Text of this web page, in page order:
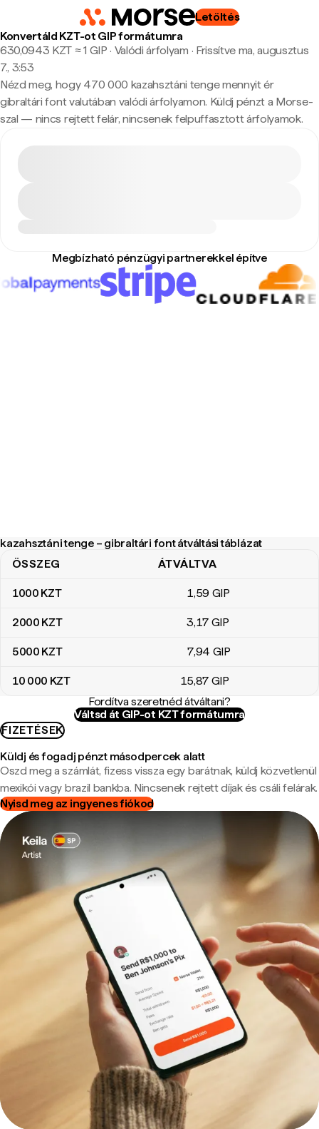
Letöltés
Konvertáld KZT-ot GIP formátumra
630,0943 KZT ≈ 1 GIP · Valódi árfolyam · Frissítve ma, augusztus
7., 3:53
Nézd meg, hogy 470 000 kazahsztáni tenge mennyit ér
gibraltári font valutában valódi árfolyamon. Küldj pénzt a Morse-
szal — nincs rejtett felár, nincsenek felpuffasztott árfolyamok.
Megbízható pénzügyi partnerekkel építve
kazahsztáni tenge – gibraltári font átváltási táblázat
kazahsztáni tenge – gibraltári font átváltási táblázat
ÖSSZEG ÁTVÁLTVA
1000 KZT 1,59 GIP
2000 KZT 3,17 GIP
5000 KZT 7,94 GIP
10 000 KZT 15,87 GIP
Fordítva szeretnéd átváltani?
Váltsd át GIP-ot KZT formátumra
FIZETÉSEK
Küldj és fogadj pénzt másodpercek alatt
Oszd meg a számlát, fizess vissza egy barátnak, küldj közvetlenül
mexikói vagy brazil bankba. Nincsenek rejtett díjak és csáli felárak.
Nyisd meg az ingyenes fiókod